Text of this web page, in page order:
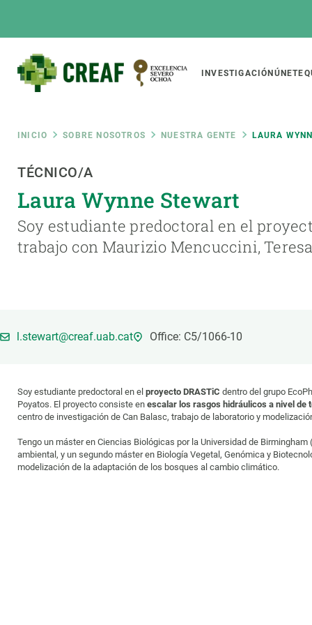
Main
INVESTIGACIÓN ÚNETE
Ruta
de
navegación
INICIO SOBRE NOSOTROS NUESTRA GENTE LAURA
TÉCNICO/A
Laura Wynne Stewart
Soy estudiante predoctoral en el
trabajo con Maurizio Mencuccini,
l.stewart@creaf.uab.cat Office: C5/1066-10
Soy estudiante predoctoral en el proyecto DRASTiC dentro del grupo
Poyatos. El proyecto consiste en escalar los rasgos hidráulicos a nivel de
centro de investigación de Can Balasc, trabajo de laboratorio y
Tengo un máster en Ciencias Biológicas por la Universidad de
ambiental, y un segundo máster en Biología Vegetal, Genómica y
modelización de la adaptación de los bosques al cambio climático.
Featured
responsive
INTRANET
Responsive
menu
SOBRE NOSOTROS
El Centro
Organización institucional
Instalaciones
Ciencia abierta y gestión del conocimiento
NOTICIAS Y AGENDA